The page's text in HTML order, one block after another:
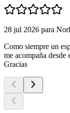
28 jul 2026 para
Como siempre un
me acompaña desde
Gracias